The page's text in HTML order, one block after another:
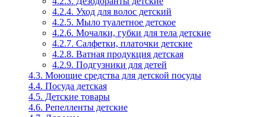
4.2.4. Уход для волос детский
4.2.5. Мыло туалетное детское
4.2.6. Мочалки, губки для тела детские
4.2.7. Салфетки, платочки детские
4.2.8. Ватная продукция детская
4.2.9. Подгузники для детей
4.3. Моющие средства для детской посуды
4.4. Посуда детская
4.5. Детские товары
4.6. Репелленты детские